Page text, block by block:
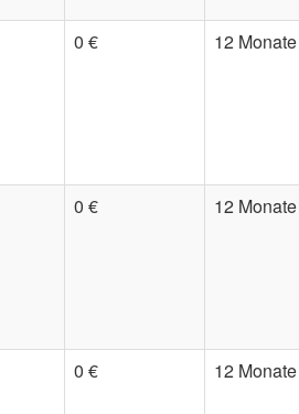
0 € 12 Monate
0 € 12 Monate
0 € 12 Monate